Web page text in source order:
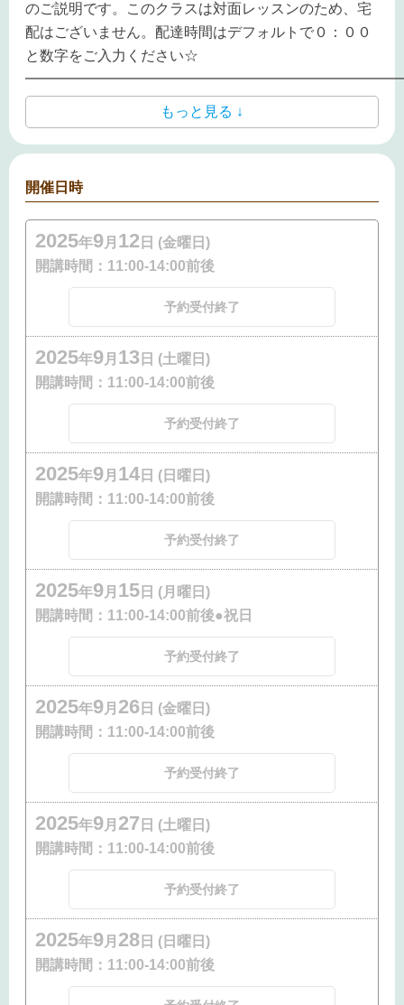
のご説明です。このクラスは対面レッスンのため、宅
配はございません。配達時間はデフォルトで０：００
と数字をご入力ください☆
もっと見る ↓
開催日時
2025年9月 12 日 (金曜日)
開講時間： 11:00-14:00前後
予約受付終了
2025年9月 13 日 (土曜日)
開講時間： 11:00-14:00前後
予約受付終了
2025年9月 14 日 (日曜日)
開講時間： 11:00-14:00前後
予約受付終了
2025年9月 15 日 (月曜日)
開講時間： 11:00-14:00前後●祝日
予約受付終了
2025年9月 26 日 (金曜日)
開講時間： 11:00-14:00前後
予約受付終了
2025年9月 27 日 (土曜日)
開講時間： 11:00-14:00前後
予約受付終了
2025年9月 28 日 (日曜日)
開講時間： 11:00-14:00前後